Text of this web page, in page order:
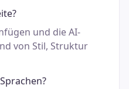
und die AI-
von Stil, Struktur